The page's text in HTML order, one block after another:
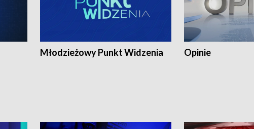
Młodzieżowy Punkt Widzenia Opinie